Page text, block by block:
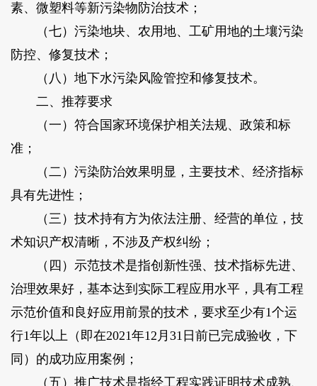
素、微塑料等新污染物防治技术；
（七）污染地块、农用地、工矿用地的土壤污染
防控、修复技术；
（八）地下水污染风险管控和修复技术。
二、推荐要求
（一）符合国家环境保护相关法规、政策和标
准；
（二）污染防治效果明显，主要技术、经济指标
具有先进性；
（三）技术持有方为依法注册、经营的单位，技
术知识产权清晰，不涉及产权纠纷；
（四）示范技术是指创新性强、技术指标先进、
治理效果好，基本达到实际工程应用水平，具有工程
示范价值和良好应用前景的技术，要求至少有1个运
行1年以上（即在2021年12月31日前已完成验收，下
同）的成功应用案例；
（五）推广技术是指经工程实践证明技术成熟、